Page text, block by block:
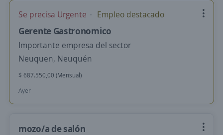
Se precisa Urgente Empleo destacado
Gerente Gastronomico
Importante empresa del sector
Neuquen, Neuquén
$ 687.550,00 (Mensual)
Ayer
mozo/a de salón